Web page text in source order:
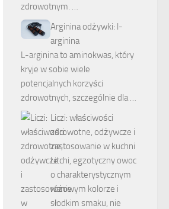
zdrowotnym. …
Arginina odżywki: l-
arginina
L-arginina to aminokwas, który
kryje w sobie wiele
potencjalnych korzyści
zdrowotnych, szczególnie dla …
Liczi: właściwości
zdrowotne, odżywcze i
zastosowanie w kuchni
Litchi, egzotyczny owoc
o charakterystycznym
różowym kolorze i
słodkim smaku, nie